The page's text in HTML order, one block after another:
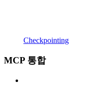
Checkpointing
MCP 통합